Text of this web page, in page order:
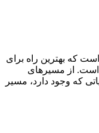
کمتر از 300 کیلومتر است که بهترین راه برای
است. از مسیرهای
که وجود دارد، مسیر